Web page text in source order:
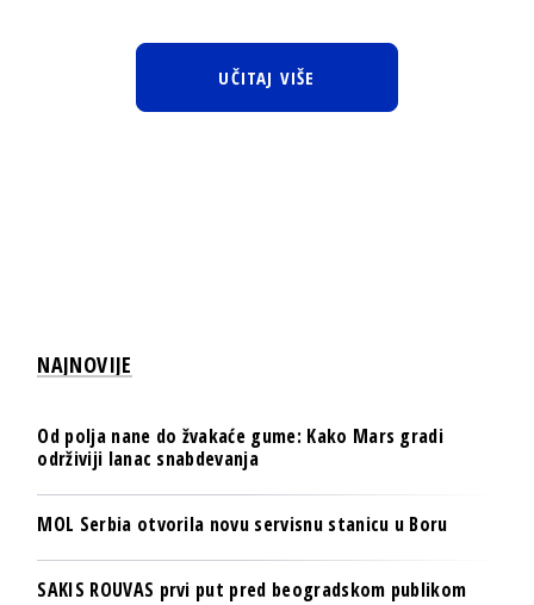
UČITAJ VIŠE
NAJNOVIJE
Od polja nane do žvakaće gume: Kako Mars gradi
održiviji lanac snabdevanja
MOL Serbia otvorila novu servisnu stanicu u Boru
SAKIS ROUVAS prvi put pred beogradskom publikom